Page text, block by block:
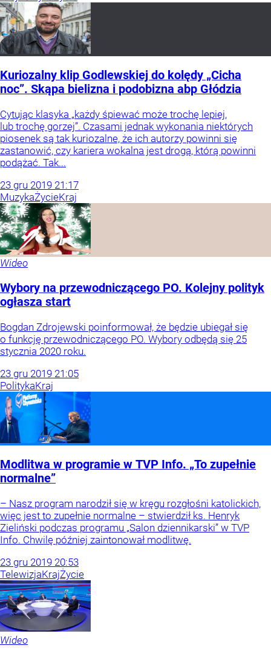
Kuriozalny klip Godlewskiej do kolędy „Cicha
noc”. Skąpa bielizna i podobizna abp Głódzia
Cytując klasyka „każdy śpiewać może trochę lepiej,
lub trochę gorzej”. Czasami jednak wykonania niektórych
piosenek są tak kuriozalne, że ich autorzy powinni się
zastanowić, czy kariera wokalna jest drogą, którą powinni
podążać. Tak...
23 gru 2019 21:17
MuzykaŻycieKraj
Wideo
Wybory na przewodniczącego PO. Kolejny polityk
ogłasza start
Bogdan Zdrojewski poinformował, że będzie ubiegał się
o funkcję przewodniczącego PO. Wybory odbędą się 25
stycznia 2020 roku.
23 gru 2019 21:05
PolitykaKraj
Modlitwa w programie w TVP Info. „To zupełnie
normalne”
– Nasz program narodził się w kręgu rozgłośni katolickich,
więc jest to zupełnie normalne – stwierdził ks. Henryk
Zieliński podczas programu „Salon dziennikarski” w TVP
Info. Chwilę później zaintonował modlitwę.
23 gru 2019 20:53
TelewizjaKrajŻycie
Wideo